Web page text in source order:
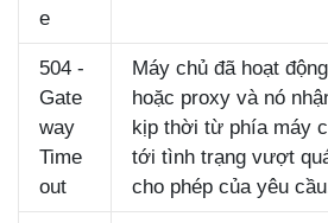
e
504 -
Gate
way
Time
out
Máy chủ đã hoạt
hoặc proxy và nó
kịp thời từ phía máy
tới tình trạng vượt
cho phép của yêu